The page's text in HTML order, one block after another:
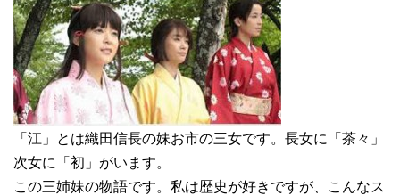
「江」とは織田信長の妹お市の三女です。長女に「茶々」
次女に「初」がいます。
この三姉妹の物語です。私は歴史が好きですが、こんなス